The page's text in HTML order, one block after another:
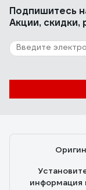
Подпишитесь
Акции, скидки,
информация